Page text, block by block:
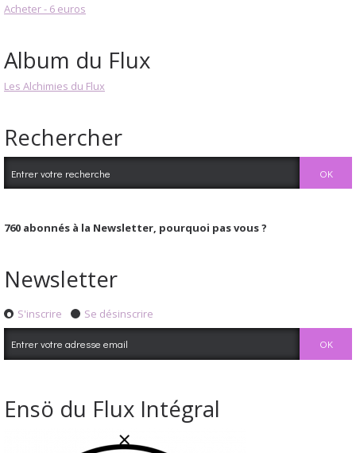
Acheter - 6 euros
Album du Flux
Les Alchimies du Flux
Rechercher
760 abonnés à la Newsletter, pourquoi pas vous ?
Newsletter
S'inscrire Se désinscrire
Ensö du Flux Intégral